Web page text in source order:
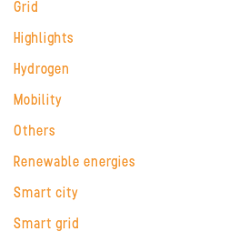
Grid
Highlights
Hydrogen
Mobility
Others
Renewable energies
Smart city
Smart grid